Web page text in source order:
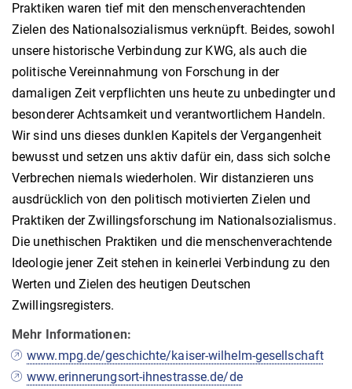
Praktiken waren tief mit den menschenverachtenden
Zielen des Nationalsozialismus verknüpft. Beides, sowohl
unsere historische Verbindung zur KWG, als auch die
politische Vereinnahmung von Forschung in der
damaligen Zeit verpflichten uns heute zu unbedingter und
besonderer Achtsamkeit und verantwortlichem Handeln.
Wir sind uns dieses dunklen Kapitels der Vergangenheit
bewusst und setzen uns aktiv dafür ein, dass sich solche
Verbrechen niemals wiederholen. Wir distanzieren uns
ausdrücklich von den politisch motivierten Zielen und
Praktiken der Zwillingsforschung im Nationalsozialismus.
Die unethischen Praktiken und die menschenverachtende
Ideologie jener Zeit stehen in keinerlei Verbindung zu den
Werten und Zielen des heutigen Deutschen
Zwillingsregisters.
Mehr Informationen:
www.mpg.de/geschichte/kaiser-wilhelm-gesellschaft
www.erinnerungsort-ihnestrasse.de/de